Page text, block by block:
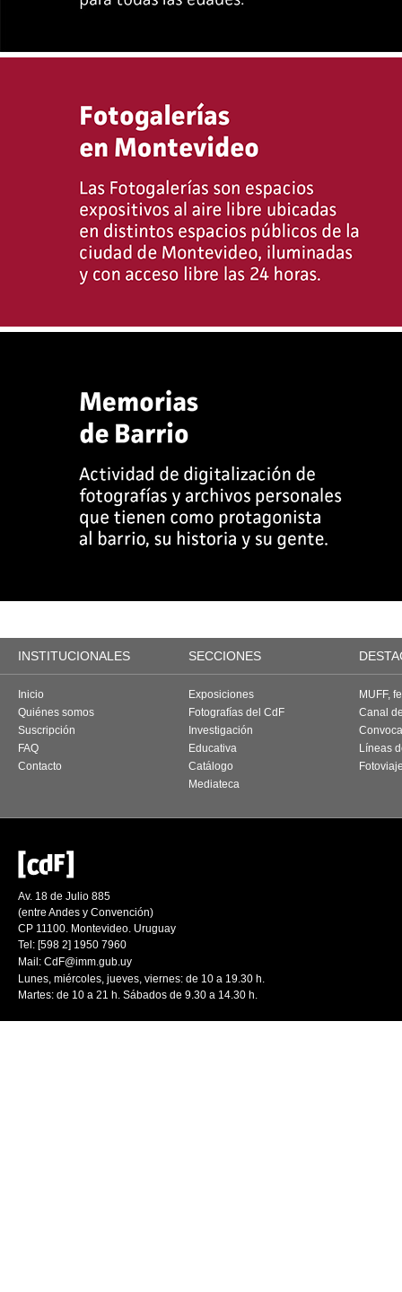
INSTITUCIONALES SECCIONES
Inicio
Quiénes somos
Suscripción
FAQ
Contacto
Exposiciones
Fotografías del CdF
Investigación
Educativa
Catálogo
Mediateca
MUFF,
Canal
Líneas
Av. 18 de Julio 885
(entre Andes y Convención)
CP 11100. Montevideo. Uruguay
Tel: [598 2] 1950 7960
Mail: CdF@imm.gub.uy
Lunes, miércoles, jueves, viernes: de 10 a 19.30 h.
Martes: de 10 a 21 h. Sábados de 9.30 a 14.30 h.